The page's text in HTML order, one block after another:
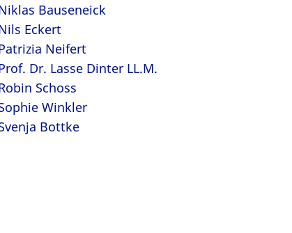
Bauseneick
Eckert
Neifert
Dr. Lasse Dinter LL.M.
Schoss
Winkler
Bottke